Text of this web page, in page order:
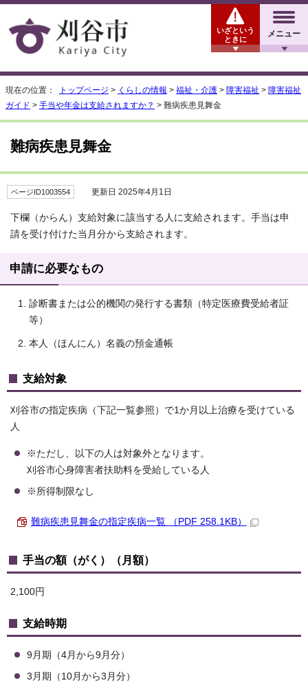
メニュー
いざという
ときに
現在の位置： トップページ > くらしの情報 > 福祉・介護 > 障害福祉 > 障害福祉
ガイド > 手当や年金は支給されますか？ > 難病疾患見舞金
難病疾患見舞金
ページID1003554 更新日 2025年4月1日
下欄（からん）支給対象に該当する人に支給されます。手当は申
請を受け付けた当月分から支給されます。
申請に必要なもの
診断書または公的機関の発行する書類（特定医療費受給者証
等）
本人（ほんにん）名義の預金通帳
支給対象
刈谷市の指定疾病（下記一覧参照）で1か月以上治療を受けている
人
※ただし、以下の人は対象外となります。
刈谷市心身障害者扶助料を受給している人
※所得制限なし
難病疾患見舞金の指定疾病一覧 （PDF 258.1KB）
手当の額（がく）（月額）
2,100円
支給時期
9月期（4月から9月分）
3月期（10月から3月分）